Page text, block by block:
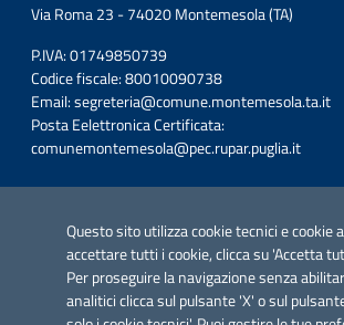
Questo sito utilizza cookie tecnici e cookie
accettare tutti i cookie, clicca su 'Accetta
Per proseguire la navigazione senza
analitici clicca sul pulsante 'X' o sul
Via Roma 23 - 74020 Montemesola (TA)
P.IVA: 01749850739
Codice fiscale: 80010090738
Email:segreteria@comune.montemesola.ta.it
Posta Eelettronica Certificata:
comunemontemesola@pec.rupar.puglia.it
Azione 2.3.